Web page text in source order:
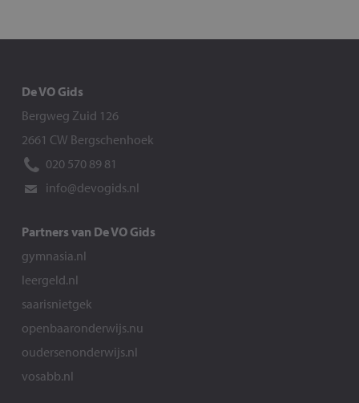
De VO Gids
Bergweg Zuid 126
2661 CW Bergschenhoek
020 570 89 81
info@devogids.nl
Partners van De VO Gids
gymnasia.nl
leergeld.nl
saarisnietgek
openbaaronderwijs.nu
oudersenonderwijs.nl
vosabb.nl